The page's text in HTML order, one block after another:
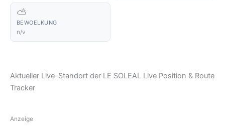
⛅
BEWOELKUNG
n/v
Aktueller Live-Standort der LE SOLEAL Live Position & Route
Tracker
Anzeige